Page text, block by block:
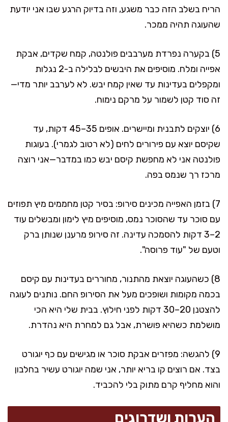
הריח בשלב הזה כבר משגע, וזה בדיוק הרגע שבו אני יודעת
שהעוגה תהיה ממכר.
5) בקערה נפרדת מערבבים פולנטה, קמח שקדים, אבקת
אפייה ומלח. מוסיפים את היבשים לבלילה ב-2 נגלות
ומקפלים בעדינות עד שאין קמח יבש. לא לערבב יותר מדי—
זה סוד קטן לשמור על מרקם נימוח.
6) יוצקים לתבנית ומיישרים. אופים 35–45 דקות, עד
שקיסם יוצא עם פירורים לחים (לא רטוב לגמרי). בעוגות
פולנטה אני לא מחפשת קיסם יבש כמו במדבר—אני רוצה
מרכז רך שנמס בפה.
7) בזמן האפייה מכינים סירופ: בסיר קטן מחממים מיץ תפוזים
עם סוכר עד שהסוכר נמס, מוסיפים מיץ לימון ומבשלים עוד
2–3 דקות להסמכה עדינה. זה סירופ מרענן שנותן ברק
וטעם של "עוד פרוסה".
8) כשהעוגה יוצאת מהתנור, מחוררים בעדינות עם קיסם
בכמה מקומות ושופכים מעל את הסירופ החם. נותנים לעוגה
להצטנן 20–30 דקות לפני חילוץ. בבית שלי היא הכי
מושלמת כשהיא פושרת, אבל גם למחרת היא נהדרת.
9) להגשה: מפזרים אבקת סוכר או מגישים עם כף יוגורט
בצד. אם רוצים קו בריא יותר, אני שמה יוגורט עשיר בחלבון
והוא מחליף קרם מתוק בלי להכביד.
הערות ושדרוגים